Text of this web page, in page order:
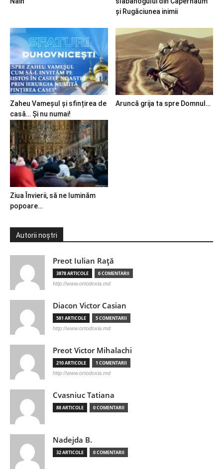
și Rugăciunea inimii
Zaheu Vameșul și sfințirea de
casă… Și nu numai!
Aruncă grija ta spre Domnul…
Ziua Învierii, să ne luminăm
popoare…
Autorii noștri
Preot Iulian Raţă
3878 ARTICOLE 6 COMENTARII
http://www.ortodoxia.md
Diacon Victor Casian
581 ARTICOLE 5 COMENTARII
http://www.ortodoxia.md
Preot Victor Mihalachi
210 ARTICOLE 1 COMENTARII
http://www.ortodoxia.md
Cvasniuc Tatiana
88 ARTICOLE 0 COMENTARII
Nadejda B.
32 ARTICOLE 0 COMENTARII